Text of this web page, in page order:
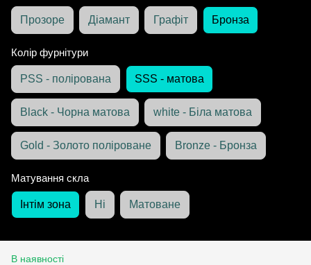
Прозоре Діамант Графіт Бронза
Колір фурнітури
PSS - полірована SSS - матова
Black - Чорна матова white - Біла матова
Gold - Золото поліроване Bronze - Бронза
Матування скла
Інтім зона Ні Матоване
В наявності